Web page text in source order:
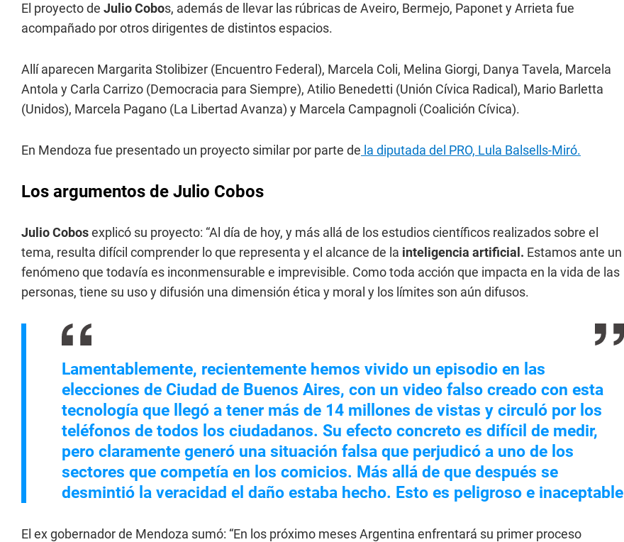
El proyecto de Julio Cobos, además de llevar las rúbricas de Aveiro, Bermejo, Paponet y Arrieta fue
acompañado por otros dirigentes de distintos espacios.
Allí aparecen Margarita Stolibizer (Encuentro Federal), Marcela Coli, Melina Giorgi, Danya Tavela, Marcela
Antola y Carla Carrizo (Democracia para Siempre), Atilio Benedetti (Unión Cívica Radical), Mario Barletta
(Unidos), Marcela Pagano (La Libertad Avanza) y Marcela Campagnoli (Coalición Cívica).
En Mendoza fue presentado un proyecto similar por parte de la diputada del PRO, Lula Balsells-Miró.
Los argumentos de Julio Cobos
Julio Cobosexplicó su proyecto: “Al día de hoy, y más allá de los estudios científicos realizados sobre el
tema, resulta difícil comprender lo que representa y el alcance de la inteligencia artificial. Estamos ante un
fenómeno que todavía es inconmensurable e imprevisible. Como toda acción que impacta en la vida de las
personas, tiene su uso y difusión una dimensión ética y moral y los límites son aún difusos.
Lamentablemente, recientemente hemos vivido un episodio en las
elecciones de Ciudad de Buenos Aires, con un video falso creado con esta
tecnología que llegó a tener más de 14 millones de vistas y circuló por los
teléfonos de todos los ciudadanos. Su efecto concreto es difícil de medir,
pero claramente generó una situación falsa que perjudicó a uno de los
sectores que competía en los comicios. Más allá de que después se
desmintió la veracidad el daño estaba hecho. Esto es peligroso e inaceptable
El ex gobernador de Mendoza sumó: “En los próximo meses Argentina enfrentará su primer proceso